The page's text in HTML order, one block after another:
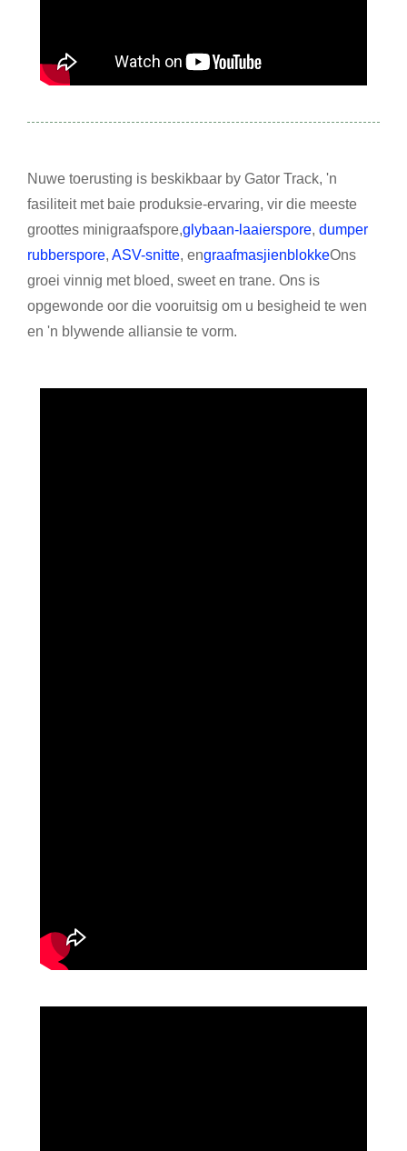
Nuwe toerusting is beskikbaar by Gator Track, 'n
fasiliteit met baie produksie-ervaring, vir die meeste
groottes minigraafspore,glybaan-laaierspore, dumper
rubberspore, ASV-snitte, engraafmasjienblokkeOns
groei vinnig met bloed, sweet en trane. Ons is
opgewonde oor die vooruitsig om u besigheid te wen
en 'n blywende alliansie te vorm.